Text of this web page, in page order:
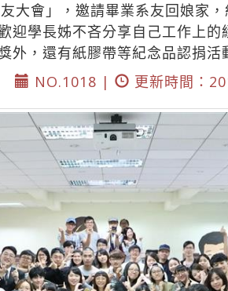
大會」，邀請畢業系友回娘家
迎學長姊不吝分享自己工作上
，還有紙膠帶等紀念品認捐活
NO.1018 |
更新時間：